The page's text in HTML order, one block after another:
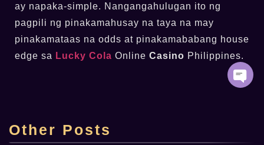
ay napaka-simple. Nangangahulugan ito ng
pagpili ng pinakamahusay na taya na may
pinakamataas na odds at pinakamababang house
edge sa Lucky Cola Online Casino Philippines.
Other Posts